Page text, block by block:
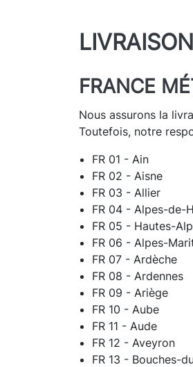
FRANCE
Nous assurons la
Toutefois, notre
FR 01 - Ain
FR 02 - Aisne
FR 03 - Allier
FR 04 - Alpes-de-
FR 05 - Hautes-
FR 06 - Alpes-
FR 07 - Ardèche
FR 08 - Ardennes
FR 09 - Ariège
FR 10 - Aube
FR 11 - Aude
FR 12 - Aveyron
FR 13 - Bouches-